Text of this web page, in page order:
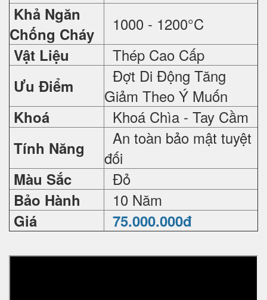
Khả Ngăn
Chống Cháy
1000 - 1200°C
Vật Liệu Thép Cao Cấp
Ưu Điểm
Đợt Di Động Tăng
Giảm Theo Ý Muốn
Khoá Khoá Chìa - Tay Cầm
Tính Năng
An toàn bảo mật tuyệt
đối
Màu Sắc Đỏ
Bảo Hành 10 Năm
Giá 75.000.000đ